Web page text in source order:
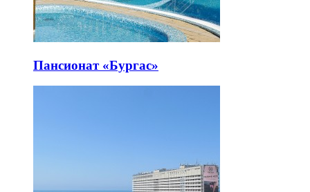
Пансионат «Бургас»